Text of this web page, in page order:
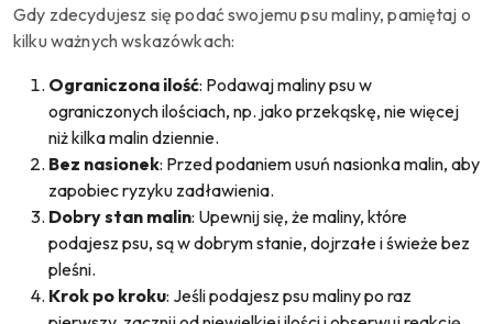
Gdy zdecydujesz się podać swojemu psu maliny, pamiętaj o
kilku ważnych wskazówkach:
Ograniczona ilość: Podawaj maliny psu w
ograniczonych ilościach, np. jako przekąskę, nie więcej
niż kilka malin dziennie.
Bez nasionek: Przed podaniem usuń nasionka malin, aby
zapobiec ryzyku zadławienia.
Dobry stan malin: Upewnij się, że maliny, które
podajesz psu, są w dobrym stanie, dojrzałe i świeże bez
pleśni.
Krok po kroku: Jeśli podajesz psu maliny po raz